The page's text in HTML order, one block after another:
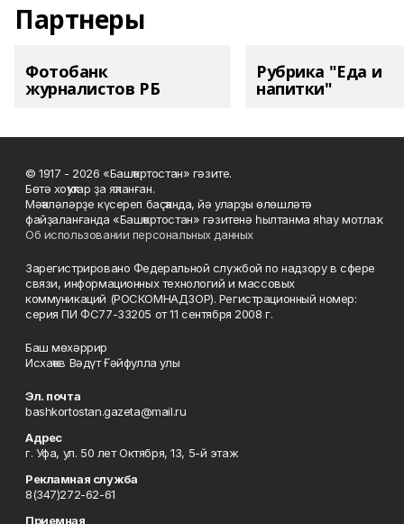
Партнеры
Фотобанк
журналистов РБ
Рубрика "Еда и
напитки"
© 1917 - 2026 «Башҡортостан» гәзите.
Бөтә хоҡуҡтар ҙа яҡланған.
Мәҡәләләрҙе күсереп баҫҡанда, йә уларҙы өлөшләтә
файҙаланғанда «Башҡортостан» гәзитенә һылтанма яһау мотлаҡ.
Об использовании персональных данных
Зарегистрировано Федеральной службой по надзору в сфере
связи, информационных технологий и массовых
коммуникаций (РОСКОМНАДЗОР). Регистрационный номер:
серия ПИ ФС77-33205 от 11 сентября 2008 г.
Баш мөхәррир
Исхаҡов Вәдүт Ғәйфулла улы
Эл. почта
bashkortostan.gazeta@mail.ru
Адрес
г. Уфа, ул. 50 лет Октября, 13, 5-й этаж
Рекламная служба
8(347)272-62-61
Приемная